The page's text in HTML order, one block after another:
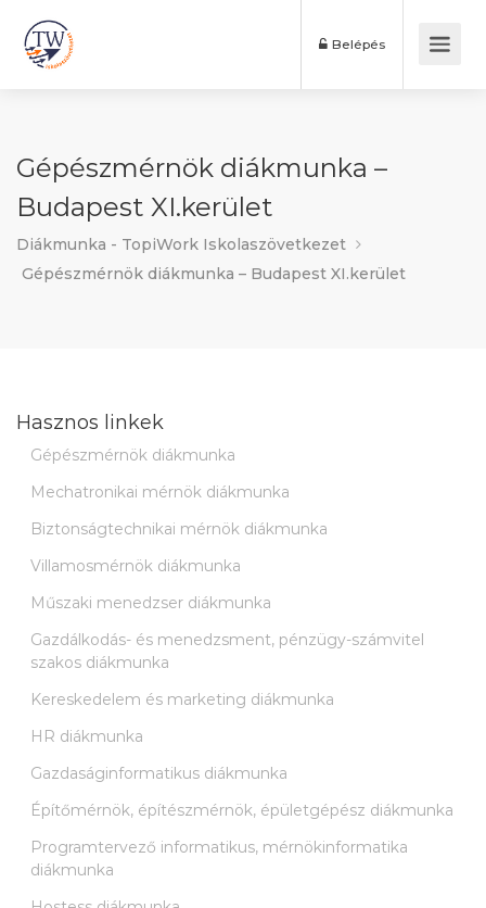
Belépés
Gépészmérnök diákmunka –
Budapest XI.kerület
Diákmunka - TopiWork Iskolaszövetkezet
Gépészmérnök diákmunka – Budapest XI.kerület
Hasznos linkek
Gépészmérnök diákmunka
Mechatronikai mérnök diákmunka
Biztonságtechnikai mérnök diákmunka
Villamosmérnök diákmunka
Műszaki menedzser diákmunka
Gazdálkodás- és menedzsment, pénzügy-számvitel
szakos diákmunka
Kereskedelem és marketing diákmunka
HR diákmunka
Gazdaságinformatikus diákmunka
Építőmérnök, építészmérnök, épületgépész diákmunka
Programtervező informatikus, mérnökinformatika
diákmunka